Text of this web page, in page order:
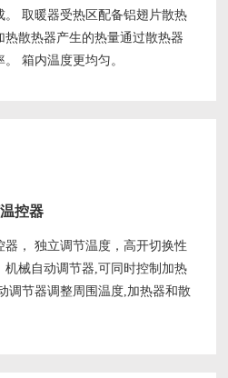
。 取暖器受热区配备铝翅片散热
散热器产生的热量通过散热器
箱内温度更均匀。
控器
器， 独立调节温度，高开切换性
机械自动调节器,可同时控制加热
调节器调整周围温度,加热器和散